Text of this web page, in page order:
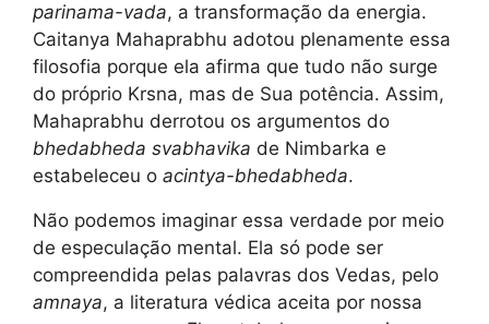
parinama-vada, a transformação da energia.
Caitanya Mahaprabhu adotou plenamente essa
filosofia porque ela afirma que tudo não surge
do próprio Krsna, mas de Sua potência. Assim,
Mahaprabhu derrotou os argumentos do
bhedabheda svabhavika de Nimbarka e
estabeleceu o acintya-bhedabheda.
Não podemos imaginar essa verdade por meio
de especulação mental. Ela só pode ser
compreendida pelas palavras dos Vedas, pelo
amnaya, a literatura védica aceita por nossa